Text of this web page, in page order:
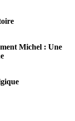
Michel : Une